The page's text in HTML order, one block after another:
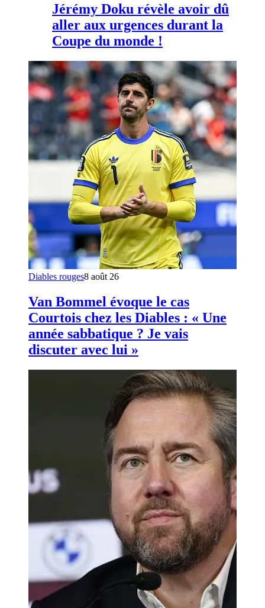
Jérémy Doku révèle avoir dû
aller aux urgences durant la
Coupe du monde !
Diables rouges8 août 26
Van Bommel évoque le cas
Courtois chez les Diables : « Une
année sabbatique ? Je vais
discuter avec lui »